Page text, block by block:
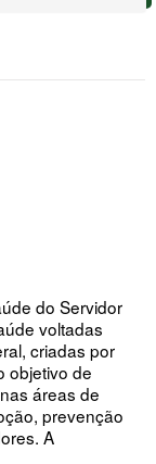
do Servidor
voltadas
criadas por
objetivo de
áreas de
prevenção
A